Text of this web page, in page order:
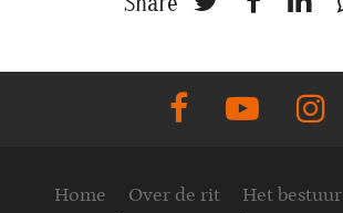
Home Over de rit Het bestuur